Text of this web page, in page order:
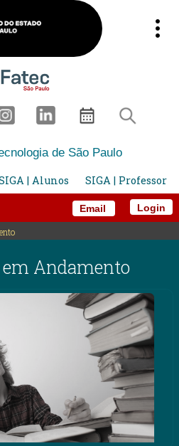
Email
de São Paulo
| Alunos SIGA | Professor
Login
Andamento